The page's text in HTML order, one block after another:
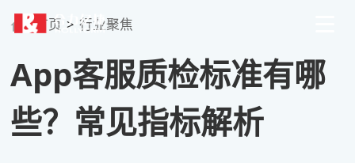
首页 > 行业聚焦
App客服质检标准有哪
些？常见指标解析